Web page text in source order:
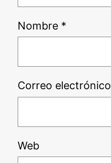
Nombre *
Correo electrónico
Web